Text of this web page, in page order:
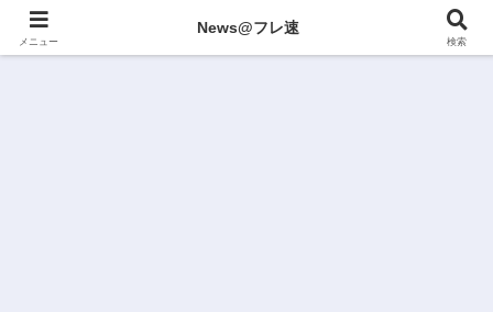
メニュー
News@フレ速
検索